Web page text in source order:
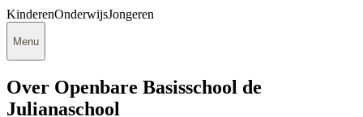
KinderenOnderwijsJongeren
Menu
Over Openbare Basisschool de
Julianaschool